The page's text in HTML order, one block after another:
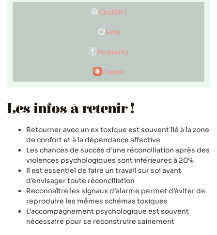
ChatGPT
Grok
Perplexity
Claude
Les infos à retenir !
Retourner avec un ex toxique est souvent lié à la zone
de confort et à la dépendance affective
Les chances de succès d’une réconciliation après des
violences psychologiques sont inférieures à 20%
Il est essentiel de faire un travail sur soi avant
d’envisager toute réconciliation
Reconnaître les signaux d’alarme permet d’éviter de
reproduire les mêmes schémas toxiques
L’accompagnement psychologique est souvent
nécessaire pour se reconstruire sainement